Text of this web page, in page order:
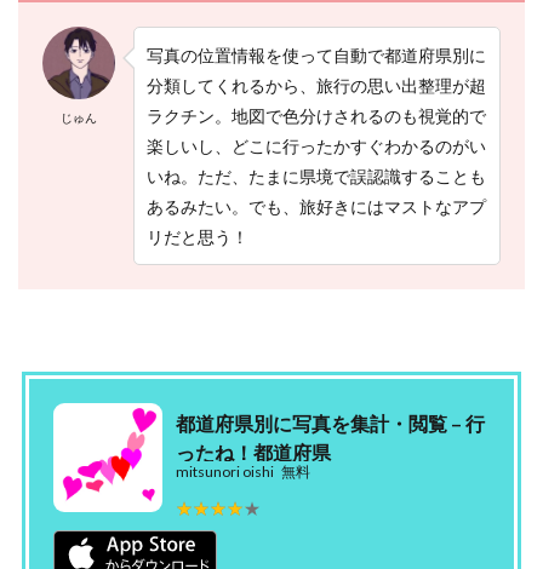
じゅん
写真の位置情報を使って自動で都道府県別に
分類してくれるから、旅行の思い出整理が超
ラクチン。地図で色分けされるのも視覚的で
楽しいし、どこに行ったかすぐわかるのがい
いね。ただ、たまに県境で誤認識することも
あるみたい。でも、旅好きにはマストなアプ
リだと思う！
都道府県別に写真を集計・閲覧 – 行
ったね！都道府県
mitsunori oishi 無料
★★★★★
★★★★★